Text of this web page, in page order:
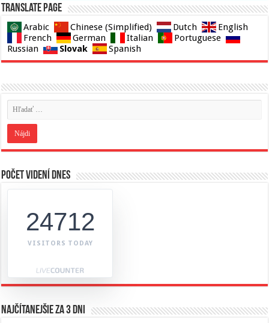
Translate page
Arabic Chinese (Simplified) Dutch
English
French
German Italian
Portuguese
Russian
Slovak Spanish
Počet videní dnes
24712
VISITORS TODAY
Najčítanejšie za 3 dni